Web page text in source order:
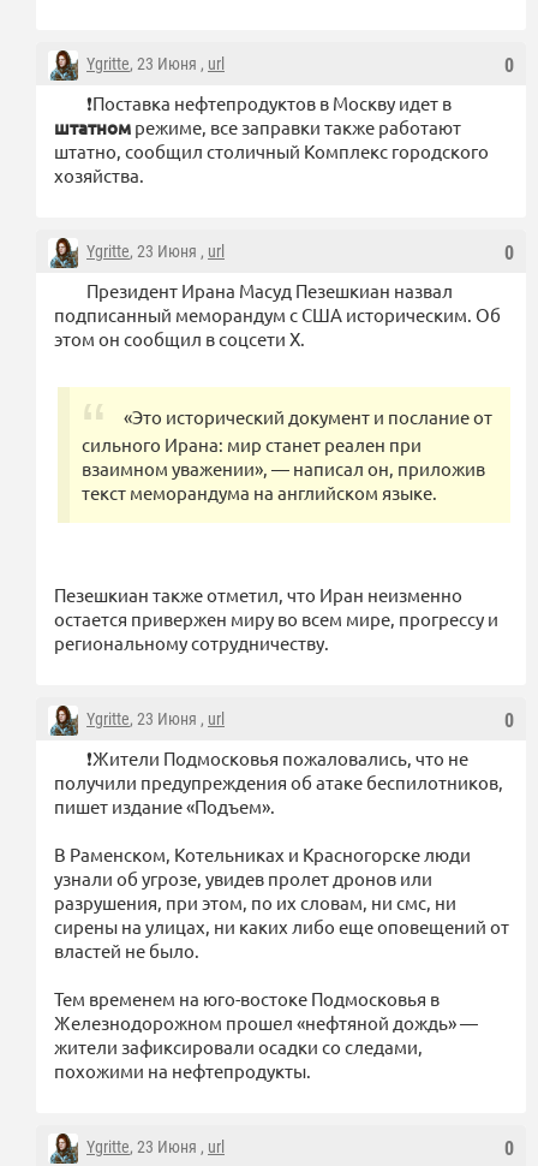
0
Ygritte, 23 Июня , url
❗️Поставка нефтепродуктов в Москву идет в
штатном режиме, все заправки также работают
штатно, сообщил столичный Комплекс городского
хозяйства.
0
Ygritte, 23 Июня , url
Президент Ирана Масуд Пезешкиан назвал
подписанный меморандум с США историческим. Об
этом он сообщил в соцсети Х.
«Это исторический документ и послание от
сильного Ирана: мир станет реален при
взаимном уважении», — написал он, приложив
текст меморандума на английском языке.
Пезешкиан также отметил, что Иран неизменно
остается привержен миру во всем мире, прогрессу и
региональному сотрудничеству.
0
Ygritte, 23 Июня , url
❗️Жители Подмосковья пожаловались, что не
получили предупреждения об атаке беспилотников,
пишет издание «Подъем».
В Раменском, Котельниках и Красногорске люди
узнали об угрозе, увидев пролет дронов или
разрушения, при этом, по их словам, ни смс, ни
сирены на улицах, ни каких либо еще оповещений от
властей не было.
Тем временем на юго-востоке Подмосковья в
Железнодорожном прошел «нефтяной дождь» —
жители зафиксировали осадки со следами,
похожими на нефтепродукты.
0
Ygritte, 23 Июня , url